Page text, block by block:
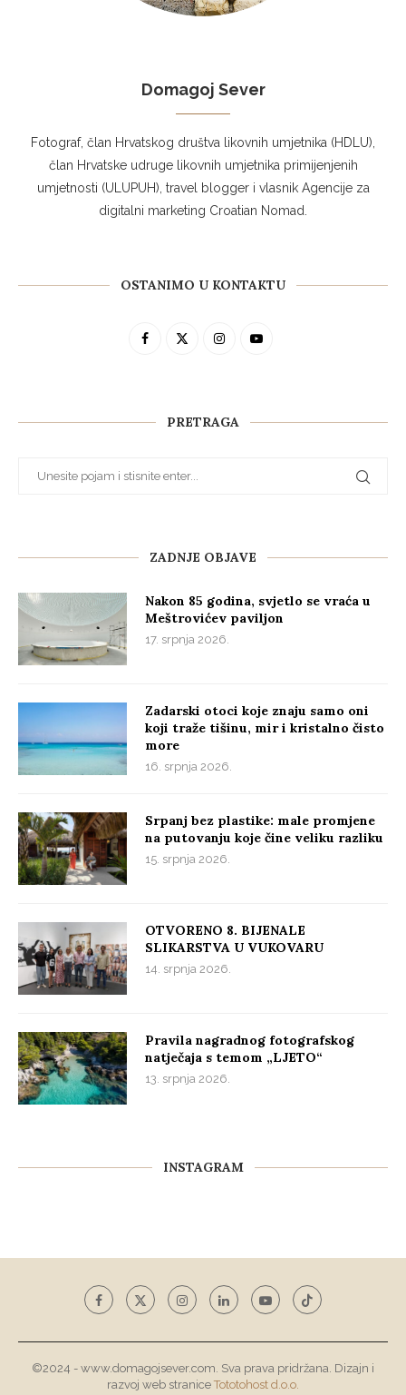
Domagoj Sever
Fotograf, član Hrvatskog društva likovnih umjetnika (HDLU),
član Hrvatske udruge likovnih umjetnika primijenjenih
umjetnosti (ULUPUH), travel blogger i vlasnik Agencije za
digitalni marketing Croatian Nomad.
OSTANIMO U KONTAKTU
PRETRAGA
ZADNJE OBJAVE
Nakon 85 godina, svjetlo se vraća u
Meštrovićev paviljon
17. srpnja 2026.
Zadarski otoci koje znaju samo oni
koji traže tišinu, mir i kristalno čisto
more
16. srpnja 2026.
Srpanj bez plastike: male promjene
na putovanju koje čine veliku razliku
15. srpnja 2026.
OTVORENO 8. BIJENALE
SLIKARSTVA U VUKOVARU
14. srpnja 2026.
Pravila nagradnog fotografskog
natječaja s temom „LJETO“
13. srpnja 2026.
INSTAGRAM
©2024 - www.domagojsever.com. Sva prava pridržana. Dizajn i
razvoj web stranice Tototohost d.o.o.